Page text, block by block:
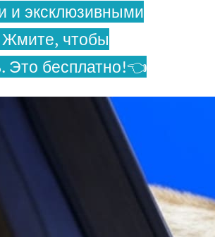
и эксклюзивными
Жмите, чтобы
Это бесплатно!👈